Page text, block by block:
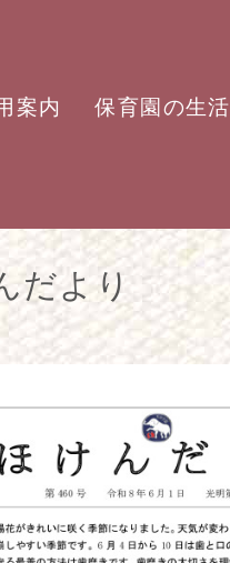
案内 保育園の生活
だより